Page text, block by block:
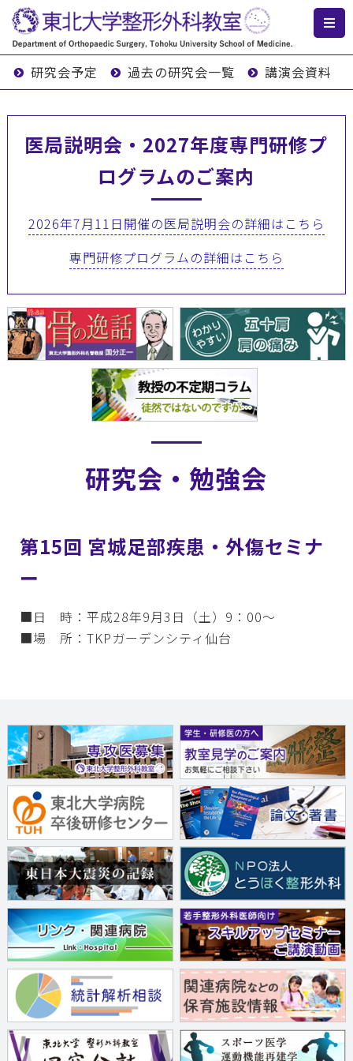
研究会予定 過去の研究会一覧 講演会資料
医局説明会・2027年度専門研修プ
ログラムのご案内
2026年7月11日開催の医局説明会の詳細はこちら
専門研修プログラムの詳細はこちら
研究会・勉強会
第15回 宮城足部疾患・外傷セミナ
ー
■日 時：平成28年9月3日（土）9：00～
■場 所：TKPガーデンシティ仙台